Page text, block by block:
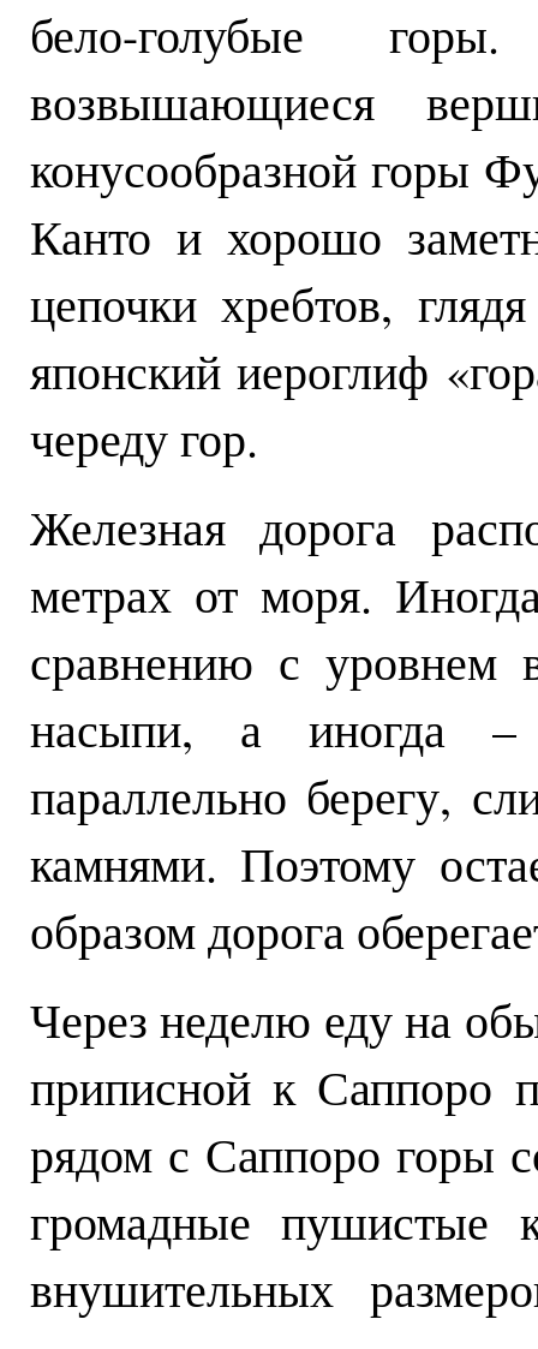
бело-голубые
возвышающиеся
конусообразной горы
Канто и хорошо
цепочки хребтов,
японский иероглиф
череду гор.
Железная дорога
метрах от моря.
сравнению с уровнем
насыпи, а иногда –
параллельно берегу,
камнями. Поэтому
образом дорога
Через неделю еду на
приписной к Саппоро
рядом с Саппоро горы
громадные пушистые
внушительных